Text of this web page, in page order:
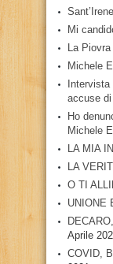
Mi
La
Michele
accuse
Ho
Michele
LA MIA
LA
O TI
UNIONE
Aprile
COVID,